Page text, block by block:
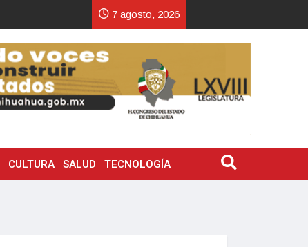
7 agosto, 2026
CULTURA SALUD TECNOLOGÍA